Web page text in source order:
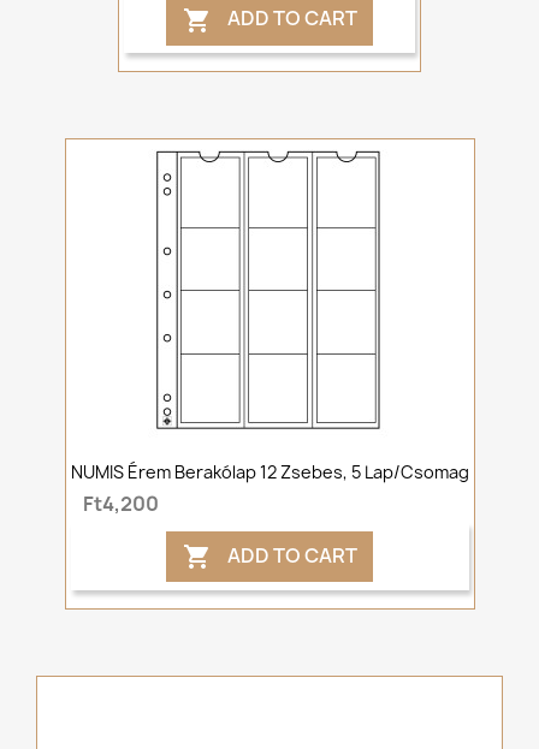
 ADD TO CART
NUMIS Érem Berakólap 12 Zsebes, 5 Lap/csomag
Ft4,200
 ADD TO CART